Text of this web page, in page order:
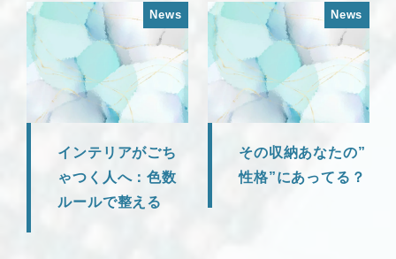
News
インテリアがごち
ゃつく人へ：色数
ルールで整える
News
その収納あなたの”
性格”にあってる？